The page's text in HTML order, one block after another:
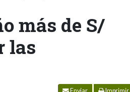
más de S/
las